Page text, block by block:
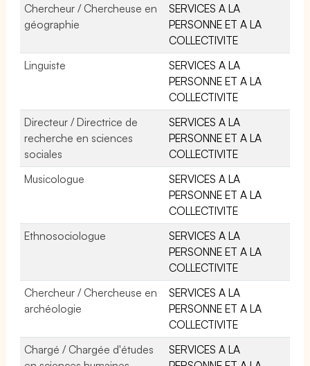
Chercheur / Chercheuse en
géographie
SERVICES A LA
PERSONNE ET A LA
COLLECTIVITE
Linguiste
SERVICES A LA
PERSONNE ET A LA
COLLECTIVITE
Directeur / Directrice de
recherche en sciences
sociales
SERVICES A LA
PERSONNE ET A LA
COLLECTIVITE
Musicologue
SERVICES A LA
PERSONNE ET A LA
COLLECTIVITE
Ethnosociologue
SERVICES A LA
PERSONNE ET A LA
COLLECTIVITE
Chercheur / Chercheuse en
archéologie
SERVICES A LA
PERSONNE ET A LA
COLLECTIVITE
Chargé / Chargée d'études
SERVICES A LA